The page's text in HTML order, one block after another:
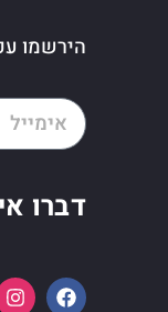
הירשמו
דברו